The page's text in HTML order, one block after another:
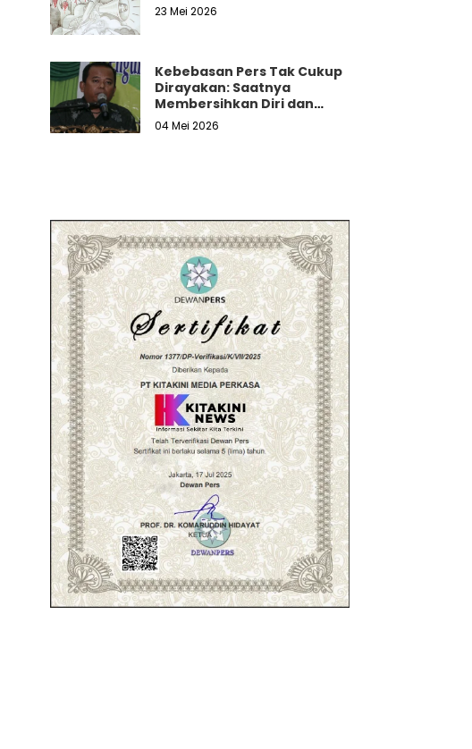
23 Mei 2026
Kebebasan Pers Tak Cukup
Dirayakan: Saatnya
Membersihkan Diri dan
Melawan Tekanan Nyata
04 Mei 2026